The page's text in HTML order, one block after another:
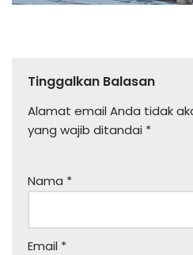
Tinggalkan Balasan
Alamat email Anda tidak
yang wajib ditandai *
Nama *
Email *